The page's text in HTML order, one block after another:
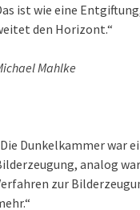
ist wie eine
den Horizont.“
Mahlke
Dunkelkammer war
analog
zur